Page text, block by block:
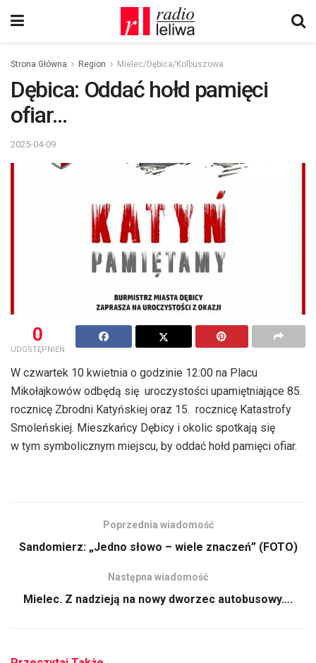
Strona Główna Region Mielec/Dębica/Kolbuszowa
Dębica: Oddać hołd pamięci
ofiar…
2025-04-09
0
UDOSTĘPNIEŃ
W czwartek 10 kwietnia o godzinie 12:00 na Placu
Mikołajkowów odbędą się uroczystości upamiętniające 85.
rocznicę Zbrodni Katyńskiej oraz 15. rocznicę Katastrofy
Smoleńskiej. Mieszkańcy Dębicy i okolic spotkają się
w tym symbolicznym miejscu, by oddać hołd pamięci ofiar.
Poprzednia wiadomość
Sandomierz: „Jedno słowo – wiele znaczeń” (FOTO)
Następna wiadomość
Mielec. Z nadzieją na nowy dworzec autobusowy….